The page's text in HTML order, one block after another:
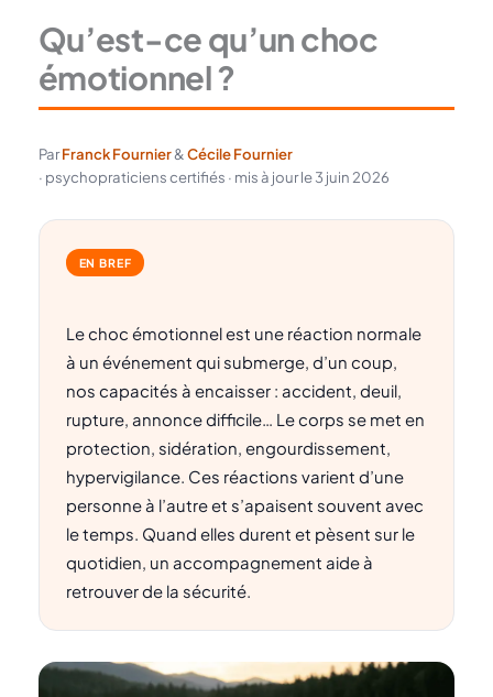
Qu’est-ce qu’un choc
émotionnel ?
ParFranck Fournier&Cécile Fournier
· psychopraticiens certifiés · mis à jour le 3 juin 2026
EN BREF
Le choc émotionnel est une réaction normale
à un événement qui submerge, d’un coup,
nos capacités à encaisser : accident, deuil,
rupture, annonce difficile… Le corps se met en
protection, sidération, engourdissement,
hypervigilance. Ces réactions varient d’une
personne à l’autre et s’apaisent souvent avec
le temps. Quand elles durent et pèsent sur le
quotidien, un accompagnement aide à
retrouver de la sécurité.